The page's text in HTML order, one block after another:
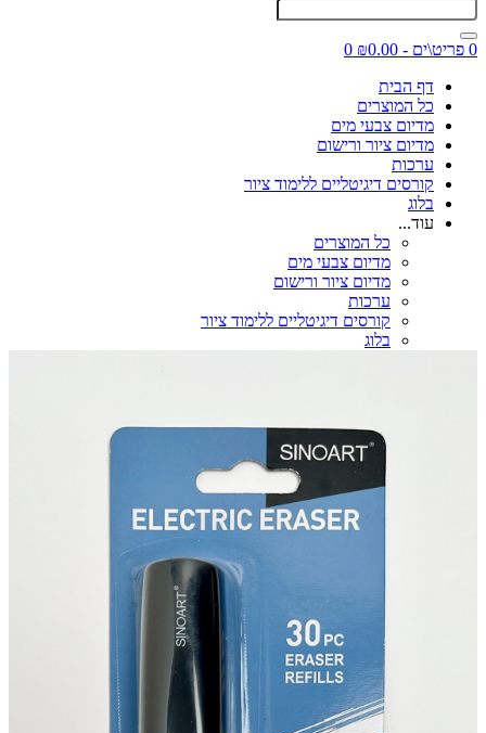
0 פריט\ים - ₪0.00
0
דף הבית
כל המוצרים
מדיום צבעי מים
מדיום ציור ורישום
ערכות
קורסים דיגיטליים ללימוד ציור
בלוג
עוד...
כל המוצרים
מדיום צבעי מים
מדיום ציור ורישום
ערכות
קורסים דיגיטליים ללימוד ציור
בלוג